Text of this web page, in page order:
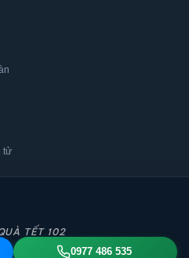
tử
TẾT 102
0977 486 535